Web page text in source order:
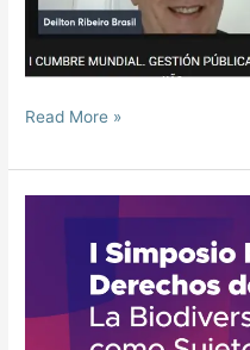
Read More »
MUNDIAL:
DERECHOS